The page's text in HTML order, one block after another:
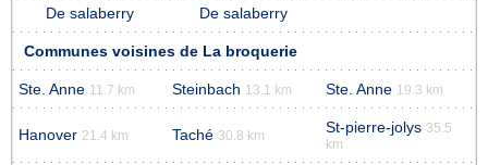
De salaberry De salaberry
Communes voisines de La broquerie
Ste. Anne 11.7 km Steinbach 13.1 km Ste. Anne 19.3 km
Hanover 21.4 km Taché 30.8 km St-pierre-jolys 35.5
km